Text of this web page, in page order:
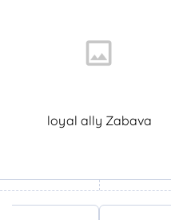
loyal ally Zabava